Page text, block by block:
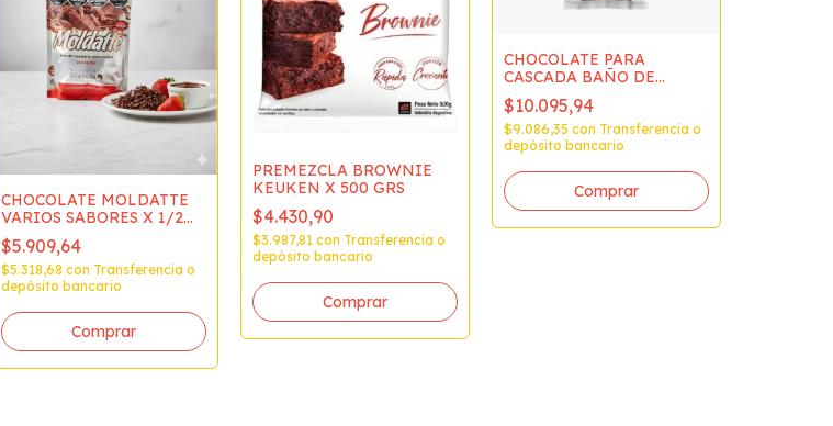
CHOCOLATE MOLDATTE
VARIOS SABORES X 1/2
KG
$5.909,64
$5.318,68 con Transferencia o
depósito bancario
Comprar
PREMEZCLA BROWNIE
KEUKEN X 500 GRS
$4.430,90
$3.987,81 con Transferencia o
depósito bancario
CHOCOLATE PARA
CASCADA BAÑO DE
REPOSTERIA
SEMIAMARGO
CHOCOLART X 500 GRS
$10.095,94
$9.086,35 con Transferencia o
depósito bancario